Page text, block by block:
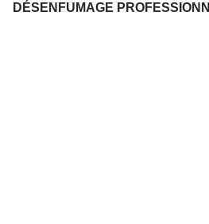
DÉSENFUMAGE